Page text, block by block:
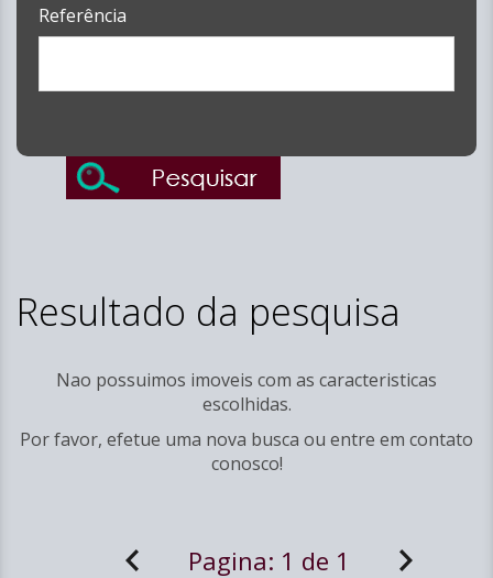
Referência
Resultado da pesquisa
Nao possuimos imoveis com as caracteristicas
escolhidas.
Por favor, efetue uma nova busca ou entre em contato
conosco!
Pagina: 1 de 1